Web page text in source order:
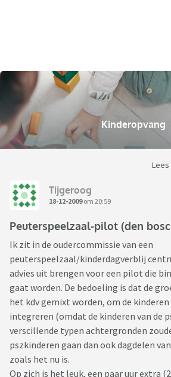
Kinderopvang
Tijgeroog
18-12-2009om 20:59
Peuterspeelzaal-pilot (den
Ik zit in de oudercommissie van een
peuterspeelzaal/kinderdagverblij
advies uit brengen voor een pilot die
gaat worden. De bedoeling is dat de
het kdv gemixt worden, om de
integreren (omdat de kinderen van de
verscillende typen achtergronden
pszkinderen gaan dan ook dagdelen
zoals het nu is.
Op zich is het leuk, een paar uur extra